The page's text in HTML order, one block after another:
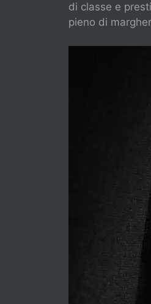
di classe e
pieno di